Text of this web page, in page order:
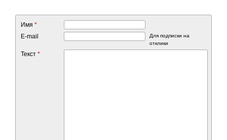
Имя *
E-mail
Для подписки на
отклики
Текст *